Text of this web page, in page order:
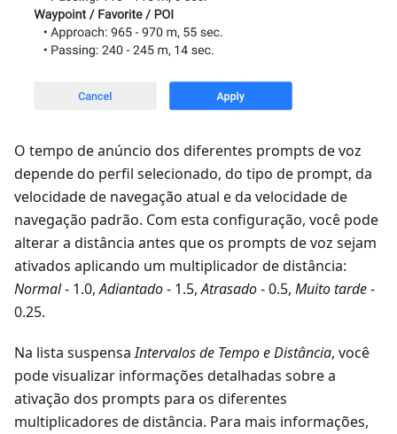
O tempo de anúncio dos diferentes prompts de voz
depende do perfil selecionado, do tipo de prompt, da
velocidade de navegação atual e da velocidade de
navegação padrão. Com esta configuração, você pode
alterar a distância antes que os prompts de voz sejam
ativados aplicando um multiplicador de distância:
Normal- 1.0,Adiantado- 1.5,Atrasado- 0.5, Muito tarde-
0.25.
Na lista suspensaIntervalos de Tempo e Distância, você
pode visualizar informações detalhadas sobre a
ativação dos prompts para os diferentes
multiplicadores de distância. Para mais informações,